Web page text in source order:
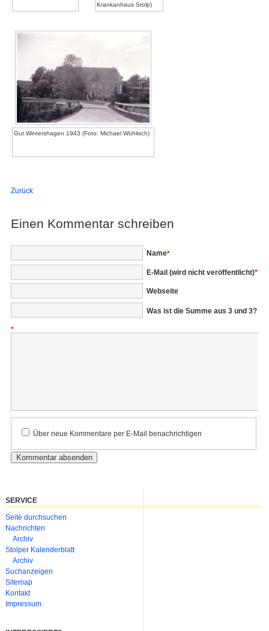
Krankanhaus Stolp)
Gut Wintershagen 1943 (Foto: Michael Wühlisch)
Zurück
Einen Kommentar schreiben
Pflichtfeld
Name*
E-Mail (wird nicht veröffentlicht)*
Webseite
Was ist die Summe aus 3 und 3?
*
Kommentar
Über neue Kommentare per E-Mail benachrichtigen
SERVICE
Navigation
überspringen
Seite durchsuchen
Nachrichten
Archiv
Stolper Kalenderblatt
Archiv
Suchanzeigen
Sitemap
Kontakt
Impressum